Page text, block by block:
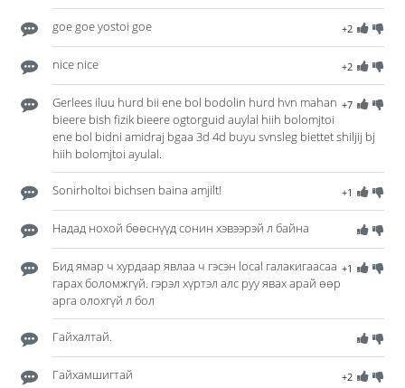
+2
goe goe yostoi goe
+2
nice nice
+7
Gerlees iluu hurd bii ene bol bodolin hurd hvn mahan
bieere bish fizik bieere ogtorguid auylal hiih bolomjtoi
ene bol bidni amidraj bgaa 3d 4d buyu svnsleg biettet shiljij bj
hiih bolomjtoi ayulal.
+1
Sonirholtoi bichsen baina amjilt!
Надад нохой бөөснүүд сонин хэвээрэй л байна
+1
Бид ямар ч хурдаар явлаа ч гэсэн local галакигаасаа
гарах боломжгүй. гэрэл хүртэл алс руу явах арай өөр
арга олохгүй л бол
Гайхалтай.
+2
Гайхамшигтай